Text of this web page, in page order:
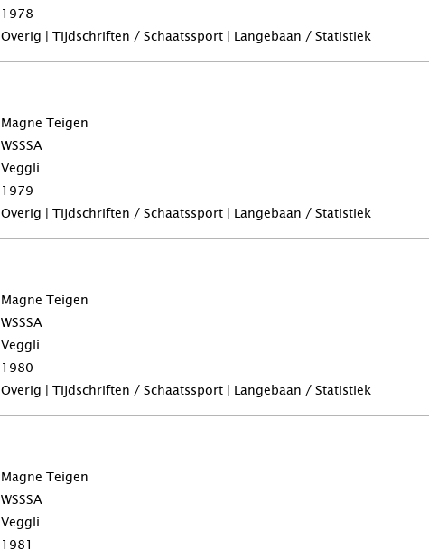
1978
Overig | Tijdschriften / Schaatssport | Langebaan / Statistiek
Magne Teigen
WSSSA
Veggli
1979
Overig | Tijdschriften / Schaatssport | Langebaan / Statistiek
Magne Teigen
WSSSA
Veggli
1980
Overig | Tijdschriften / Schaatssport | Langebaan / Statistiek
Magne Teigen
WSSSA
Veggli
1981